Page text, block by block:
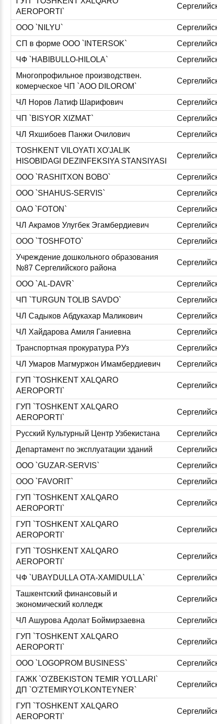
AEROPORTI`
ООО `NILYU`
СП в форме ООО `INTERSOK`
ЧФ `HABIBULLO-HILOLA`
Многопрофильное производствен.
комерческое ЧП `АОО DILOROM`
ЧЛ Норов Латиф Шарифович
ЧП `BISYOR XIZMAT`
ЧЛ Яхшибоев Панжи Очилович
TOSHKENT VILOYATI XO'JALIK
HISOBIDAGI DEZINFEKSIYA STANSIYASI
ООО `RASHITXON BOBO`
ООО `SHAHUS-SERVIS`
ОАО `FOTON`
ЧЛ Акрамов Улугбек Эгамбердиевич
ООО `TOSHFOTO`
Учреждение дошкольного образования
№87 Сергелийского района
ООО `AL-DAVR`
ЧП `TURGUN TOLIB SAVDO`
ЧЛ Садыков Абдукахар Маликович
ЧЛ Хайдарова Амиля Ганиевна
Транспортная прокуратура РУз
ЧЛ Умаров Магмуржон Имамбердиевич
ГУП `TOSHKENT XALQARO
AEROPORTI`
ГУП `TOSHKENT XALQARO
AEROPORTI`
Русский Культурный Центр Узбекистана
Департамент по эксплуатации зданий
ООО `GUZAR-SERVIS`
ООО `FAVORIT`
ГУП `TOSHKENT XALQARO
AEROPORTI`
ГУП `TOSHKENT XALQARO
AEROPORTI`
ГУП `TOSHKENT XALQARO
AEROPORTI`
ЧФ `UBAYDULLA OTA-XAMIDULLA`
Ташкентский финансовый и
экономический колледж
ЧЛ Ашурова Адолат Боймирзаевна
ГУП `TOSHKENT XALQARO
AEROPORTI`
ООО `LOGOPROM BUSINESS`
ГАЖК `O'ZBEKISTON TEMIR YO'LLARI`
ДП `O'ZTEMIRYO'LKONTEYNER`
ГУП `TOSHKENT XALQARO
AEROPORTI`